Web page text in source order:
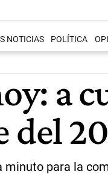
NOTICIAS POLÍTICA
a
del
para la